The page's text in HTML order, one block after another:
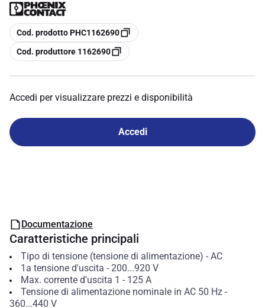
copia
Cod. prodotto PHC1162690
copia
Cod. produttore 1162690
Accedi per visualizzare prezzi e disponibilità
Accedi
Documentazione
Caratteristiche principali
Tipo di tensione (tensione di alimentazione) - AC
1a tensione d'uscita - 200...920 V
Max. corrente d'uscita 1 - 125 A
Tensione di alimentazione nominale in AC 50 Hz-
360...440 V